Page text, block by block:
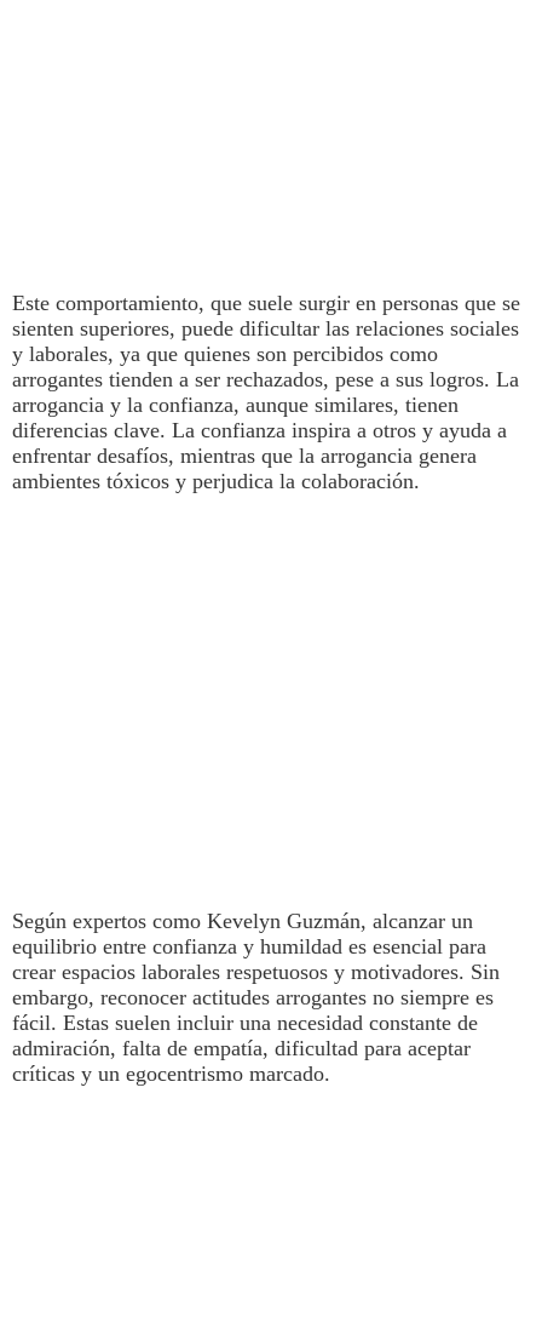
Este comportamiento, que suele surgir en personas que se
sienten superiores, puede dificultar las relaciones sociales
y laborales, ya que quienes son percibidos como
arrogantes tienden a ser rechazados, pese a sus logros. La
arrogancia y la confianza, aunque similares, tienen
diferencias clave. La confianza inspira a otros y ayuda a
enfrentar desafíos, mientras que la arrogancia genera
ambientes tóxicos y perjudica la colaboración.
Según expertos como Kevelyn Guzmán, alcanzar un
equilibrio entre confianza y humildad es esencial para
crear espacios laborales respetuosos y motivadores. Sin
embargo, reconocer actitudes arrogantes no siempre es
fácil. Estas suelen incluir una necesidad constante de
admiración, falta de empatía, dificultad para aceptar
críticas y un egocentrismo marcado.